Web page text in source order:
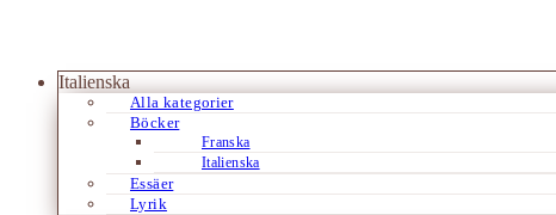
Italienska
Alla kategorier
Böcker
Franska
Italienska
Essäer
Lyrik